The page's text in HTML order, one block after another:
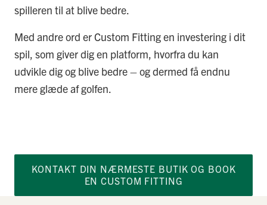
spilleren til at blive bedre.
Med andre ord er Custom Fitting en investering i dit
spil, som giver dig en platform, hvorfra du kan
udvikle dig og blive bedre – og dermed få endnu
mere glæde af golfen.
KONTAKT DIN NÆRMESTE BUTIK OG BOOK
EN CUSTOM FITTING